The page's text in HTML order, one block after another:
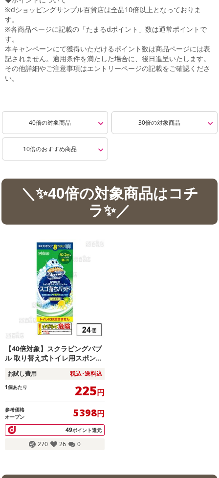
※dショッピングサンプル百貨店は全品10倍以上となっておりま
す。
※各商品ページに記載の「たまるdポイント」数は通常ポイントで
す。
本キャンペーンにて獲得いただけるポイント数は商品ページには表
記されません。適用条件を満たした場合に、後日進呈いたします。
その他詳細やご注意事項はエントリーページの記載をご確認くださ
い。
40倍の対象商品 30倍の対象商品
10倍のおすすめ商品
＼✨40倍の対象商品はコチ
ラ✨／
【40倍対象】スクラビングバブ
ル 取り替え式トイレ用スポンジ
お試し費用 税込･送料込
1個あたり 225円
参考価格
オープン
5398円
49ポイント還元
270 26 0